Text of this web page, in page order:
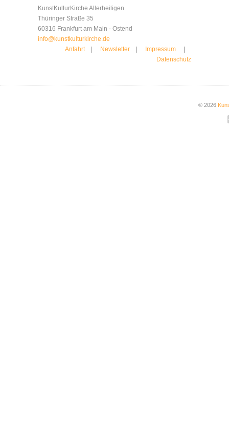
KunstKulturKirche Allerheiligen
Thüringer Straße 35
60316 Frankfurt am Main - Ostend
info@kunstkulturkirche.de
Anfahrt| Newsletter Impressum
Datenschutz
© 2026